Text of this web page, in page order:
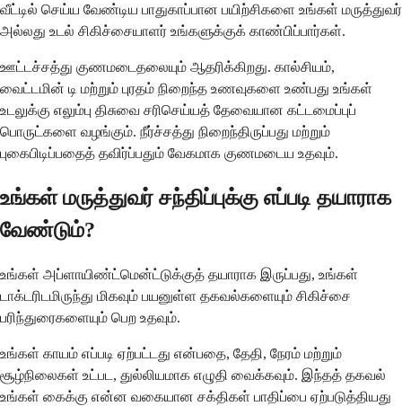
வீட்டில் செய்ய வேண்டிய பாதுகாப்பான பயிற்சிகளை உங்கள் மருத்துவர்
அல்லது உடல் சிகிச்சையாளர் உங்களுக்குக் காண்பிப்பார்கள்.
ஊட்டச்சத்து குணமடைதலையும் ஆதரிக்கிறது. கால்சியம்,
வைட்டமின் டி மற்றும் புரதம் நிறைந்த உணவுகளை உண்பது உங்கள்
உடலுக்கு எலும்பு திசுவை சரிசெய்யத் தேவையான கட்டமைப்புப்
பொருட்களை வழங்கும். நீர்ச்சத்து நிறைந்திருப்பது மற்றும்
புகைபிடிப்பதைத் தவிர்ப்பதும் வேகமாக குணமடைய உதவும்.
உங்கள் மருத்துவர் சந்திப்புக்கு எப்படி தயாராக
வேண்டும்?
உங்கள் அப்ளாயிண்ட்மென்ட்டுக்குத் தயாராக இருப்பது, உங்கள்
டாக்டரிடமிருந்து மிகவும் பயனுள்ள தகவல்களையும் சிகிச்சை
பரிந்துரைகளையும் பெற உதவும்.
உங்கள் காயம் எப்படி ஏற்பட்டது என்பதை, தேதி, நேரம் மற்றும்
சூழ்நிலைகள் உட்பட, துல்லியமாக எழுதி வைக்கவும். இந்தத் தகவல்
உங்கள் கைக்கு என்ன வகையான சக்திகள் பாதிப்பை ஏற்படுத்தியது